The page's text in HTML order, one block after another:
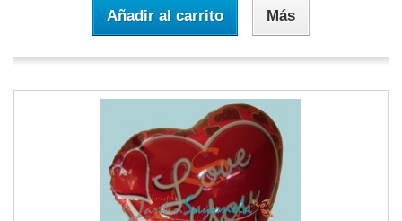
Añadir al carrito Más